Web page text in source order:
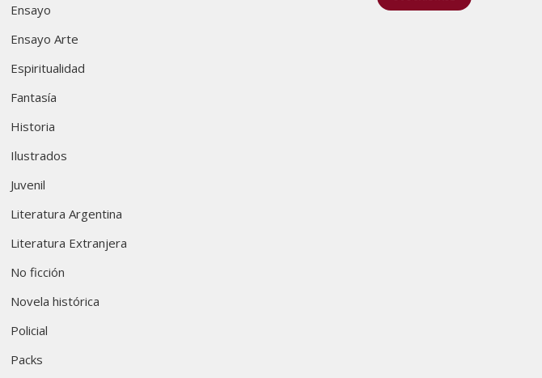
Ensayo
Ensayo Arte
Espiritualidad
Fantasía
Historia
Ilustrados
Juvenil
Literatura Argentina
Literatura Extranjera
No ficción
Novela histórica
Policial
Packs